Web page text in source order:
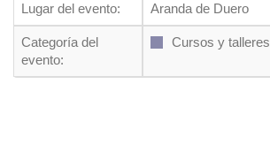
Lugar del evento: Aranda de Duero
Categoría del
evento:
Cursos y talleres